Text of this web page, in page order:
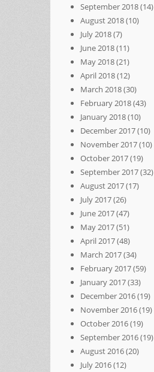
September 2018(14)
August 2018(10)
July 2018(7)
June 2018(11)
May 2018(21)
April 2018(12)
March 2018(30)
February 2018(43)
January 2018(10)
December 2017(10)
November 2017(10)
October 2017(19)
September 2017(32)
August 2017(17)
July 2017(26)
June 2017(47)
May 2017(51)
April 2017(48)
March 2017(34)
February 2017(59)
January 2017(33)
December 2016(19)
November 2016(19)
October 2016(19)
September 2016(19)
August 2016(20)
July 2016(12)